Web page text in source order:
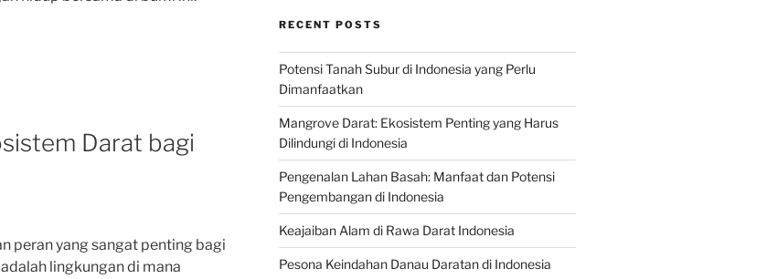
Darat bagi
peran yang sangat penting bagi
lingkungan di mana
RECENT POSTS
Potensi Tanah Subur di Indonesia yang Perlu
Dimanfaatkan
Mangrove Darat: Ekosistem Penting yang Harus
Dilindungi di Indonesia
Pengenalan Lahan Basah: Manfaat dan Potensi
Pengembangan di Indonesia
Keajaiban Alam di Rawa Darat Indonesia
Pesona Keindahan Danau Daratan di Indonesia